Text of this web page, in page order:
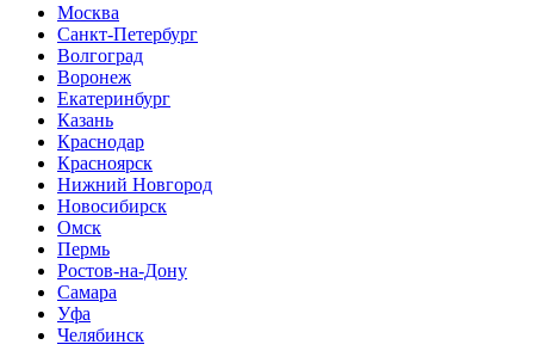
Москва
Санкт-Петербург
Волгоград
Воронеж
Екатеринбург
Казань
Краснодар
Красноярск
Нижний Новгород
Новосибирск
Омск
Пермь
Ростов-на-Дону
Самара
Уфа
Челябинск